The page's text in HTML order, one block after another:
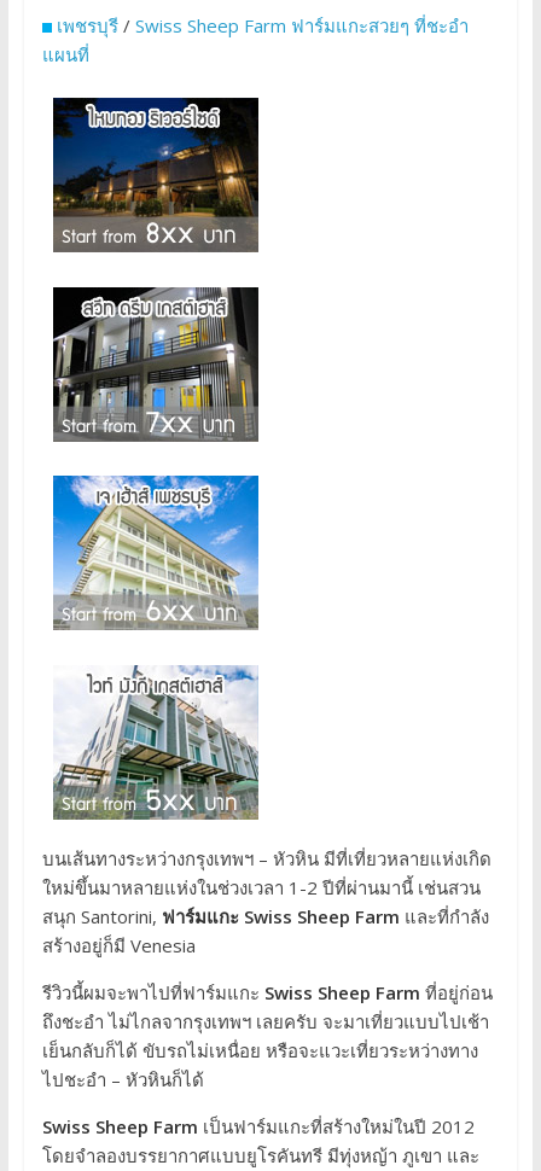
เพชรบุรี/ Swiss Sheep Farm ฟาร์มแกะสวยๆ ที่ชะอำ
แผนที่
บนเส้นทางระหว่างกรุงเทพฯ – หัวหิน มีที่เที่ยวหลายแห่งเกิด
ใหม่ขึ้นมาหลายแห่งในช่วงเวลา 1-2 ปีที่ผ่านมานี้ เช่นสวน
สนุก Santorini, ฟาร์มแกะ Swiss Sheep Farm และที่กำลัง
สร้างอยู่ก็มี Venesia
รีวิวนี้ผมจะพาไปที่ฟาร์มแกะ Swiss Sheep Farm ที่อยู่ก่อน
ถึงชะอำ ไม่ไกลจากรุงเทพฯ เลยครับ จะมาเที่ยวแบบไปเช้า
เย็นกลับก็ได้ ขับรถไม่เหนื่อย หรือจะแวะเที่ยวระหว่างทาง
ไปชะอำ – หัวหินก็ได้
Swiss Sheep Farm เป็นฟาร์มแกะที่สร้างใหม่ในปี 2012
โดยจำลองบรรยากาศแบบยูโรคันทรี มีทุ่งหญ้า ภูเขา และ